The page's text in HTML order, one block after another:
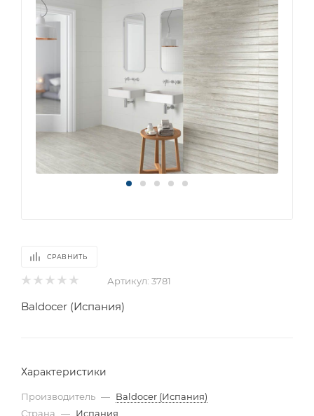
СРАВНИТЬ
Артикул: 3781
Baldocer (Испания)
Характеристики
Производитель — Baldocer (Испания)
Страна — Испания